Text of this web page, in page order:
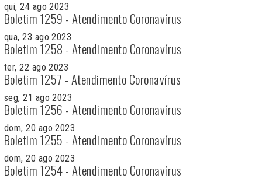
qui, 24 ago 2023
Boletim 1259 - Atendimento Coronavírus
qua, 23 ago 2023
Boletim 1258 - Atendimento Coronavírus
ter, 22 ago 2023
Boletim 1257 - Atendimento Coronavírus
seg, 21 ago 2023
Boletim 1256 - Atendimento Coronavírus
dom, 20 ago 2023
Boletim 1255 - Atendimento Coronavírus
dom, 20 ago 2023
Boletim 1254 - Atendimento Coronavírus